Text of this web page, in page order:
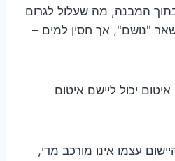
המבנה, מה שעלול לגרום
"נושם", אך חסין למים –
יכול ליישם איטום
עצמו אינו מורכב מדי,